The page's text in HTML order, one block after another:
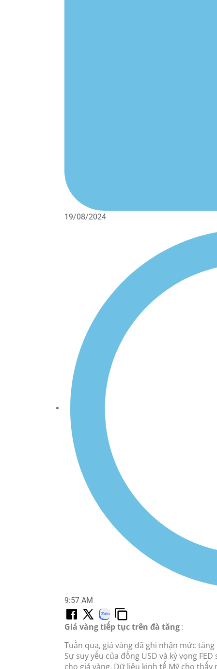
19/08/2024
9:57 AM
Giá vàng tiếp tục trên đà tăng :
Tuần qua, giá vàng đã ghi nhận mức
Sự suy yếu của đồng USD và kỳ vọng
cho giá vàng. Dữ liệu kinh tế Mỹ cho